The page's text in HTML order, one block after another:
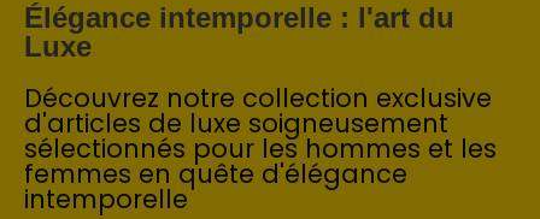
Élégance intemporelle : l'art du
Luxe
Découvrez notre collection exclusive
d'articles de luxe soigneusement
sélectionnés pour les hommes et les
femmes en quête d'élégance
intemporelle